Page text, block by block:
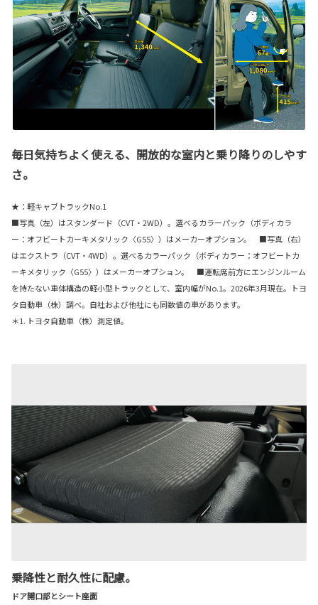
毎日気持ちよく使える、開放的な室内と乗り降りのしやす
さ。
★：軽キャブトラックNo.1
■写真（左）はスタンダード（CVT・2WD）。選べるカラーパック（ボディカラ
ー：オフビートカーキメタリック〈G55〉）はメーカーオプション。 ■写真（右）
はエクストラ（CVT・4WD）。選べるカラーパック（ボディカラー：オフビートカ
ーキメタリック〈G55〉）はメーカーオプション。 ■運転席前方にエンジンルーム
を持たない車体構造の軽小型トラックとして、室内幅がNo.1。2026年3月現在。トヨ
タ自動車（株）調べ。自社および他社にも同数値の車があります。
＊1. トヨタ自動車（株）測定値。
乗降性と耐久性に配慮。
ドア開口部とシート座面